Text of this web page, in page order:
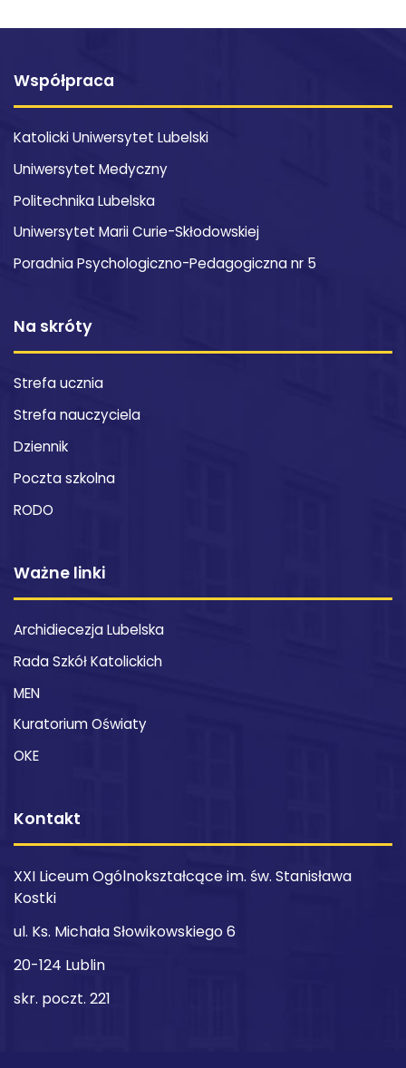
Współpraca
Katolicki Uniwersytet Lubelski
Uniwersytet Medyczny
Politechnika Lubelska
Uniwersytet Marii Curie-Skłodowskiej
Poradnia Psychologiczno-Pedagogiczna nr 5
Na skróty
Strefa ucznia
Strefa nauczyciela
Dziennik
Poczta szkolna
RODO
Ważne linki
Archidiecezja Lubelska
Rada Szkół Katolickich
MEN
Kuratorium Oświaty
OKE
Kontakt
XXI Liceum Ogólnokształcące im. św. Stanisława
Kostki
ul. Ks. Michała Słowikowskiego 6
20-124 Lublin
skr. poczt. 221